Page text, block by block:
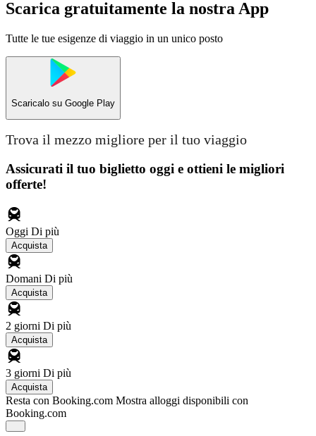
Scarica gratuitamente la nostra App
Tutte le tue esigenze di viaggio in un unico posto
Scaricalo su Google Play
Trova il mezzo migliore per il tuo viaggio
Assicurati il ​​tuo biglietto oggi e ottieni le migliori
offerte!
Oggi Di più
Acquista
Domani Di più
Acquista
2 giorni Di più
Acquista
3 giorni Di più
Acquista
Resta con Booking.com Mostra alloggi disponibili con
Booking.com